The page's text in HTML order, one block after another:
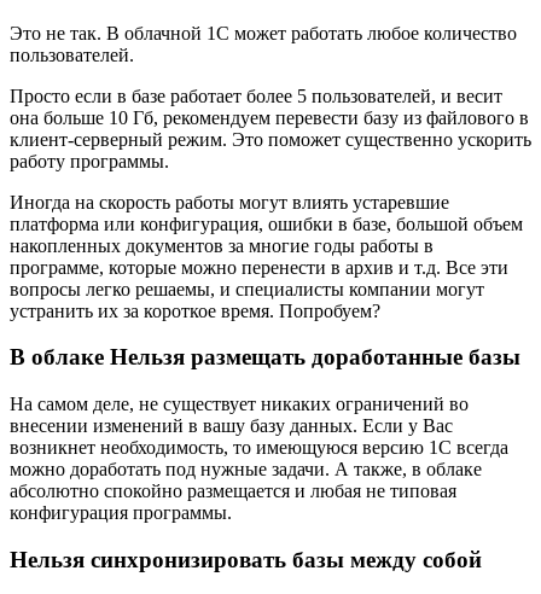
Это не так. В облачной 1С может работать любое количество
пользователей.
Просто если в базе работает более 5 пользователей, и весит
она больше 10 Гб, рекомендуем перевести базу из файлового в
клиент-серверный режим. Это поможет существенно ускорить
работу программы.
Иногда на скорость работы могут влиять устаревшие
платформа или конфигурация, ошибки в базе, большой объем
накопленных документов за многие годы работы в
программе, которые можно перенести в архив и т.д. Все эти
вопросы легко решаемы, и специалисты компании могут
устранить их за короткое время. Попробуем?
В облаке Нельзя размещать доработанные базы
На самом деле, не существует никаких ограничений во
внесении изменений в вашу базу данных. Если у Вас
возникнет необходимость, то имеющуюся версию 1С всегда
можно доработать под нужные задачи. А также, в облаке
абсолютно спокойно размещается и любая не типовая
конфигурация программы.
Нельзя синхронизировать базы между собой